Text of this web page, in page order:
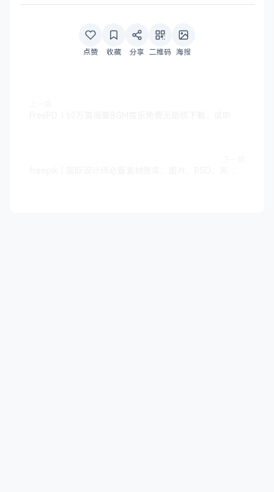
点赞 收藏 分享 二维码 海报